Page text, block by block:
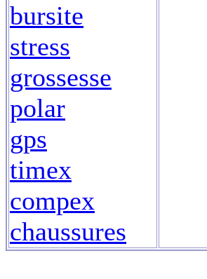
bursite
stress
grossesse
polar
gps
timex
compex
chaussures